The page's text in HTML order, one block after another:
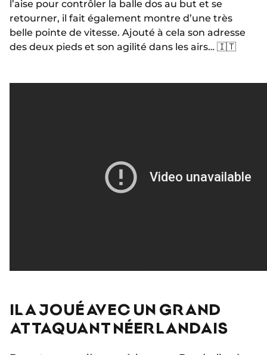
l’aise pour contrôler la balle dos au but et se
retourner, il fait également montre d’une très
belle pointe de vitesse. Ajouté à cela son adresse
des deux pieds et son agilité dans les airs… 🇮🇹
IL A JOUÉ AVEC UN GRAND
ATTAQUANT NÉERLANDAIS